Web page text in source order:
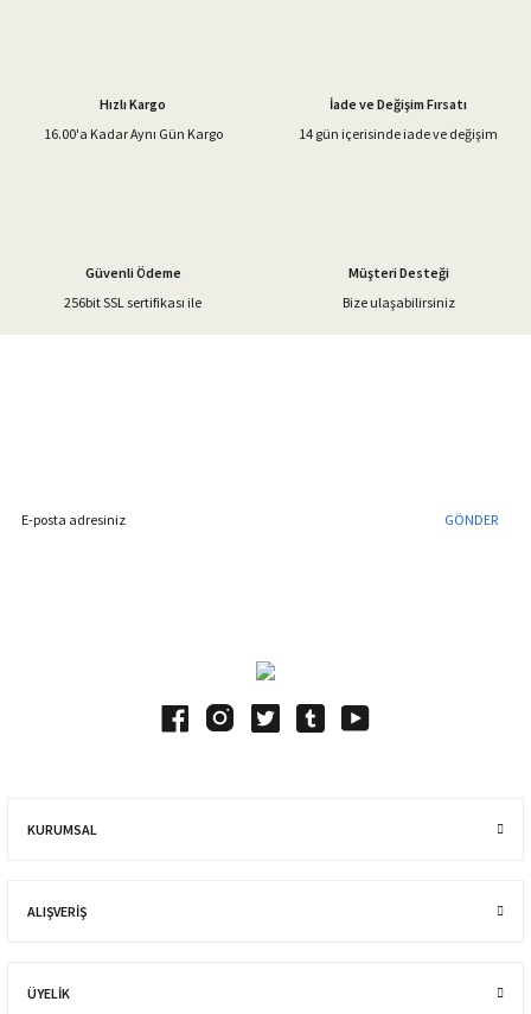
Ürün bilgilerinde hatalar bulunuyor.
Gönder
Hızlı Kargo
16.00'a Kadar Aynı Gün Kargo
İade ve Değişim Fırsatı
14 gün içerisinde iade ve değişim
Güvenli Ödeme
256bit SSL sertifikası ile
Müşteri Desteği
Bize ulaşabilirsiniz
GÖNDER
KURUMSAL
ALIŞVERIŞ
ÜYELİK